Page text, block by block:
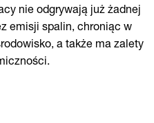
nie odgrywają już żadnej
emisji spalin, chroniąc w
a także ma zalety